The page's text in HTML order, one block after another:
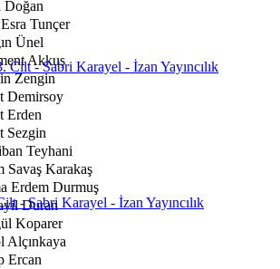
Doğan
Tunçer
Ünel
Akkuş
Zengin
Demirsoy
Erden
Sezgin
Teyhani
Savaş Karakaş
Erdem Durmuş
Duran
Koparer
Alçınkaya
Ercan
- Sabri Karayel - İzan Yayıncılık